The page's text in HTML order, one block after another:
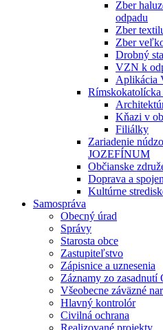
Zber
odpadu
Zber
Zber
Drobný
VZN k
Aplikácia
Kňazi v
Filiálky
Zariadenie
JOZEFÍNUM
Občianske
Doprava a
Kultúrne
Samospráva
Obecný úrad
Správy
Starosta obce
Zastupiteľstvo
Zápisnice a uznesenia
Záznamy zo zasadnutí
Všeobecne záväzné
Hlavný kontrolór
Civilná ochrana
Realizované projekty